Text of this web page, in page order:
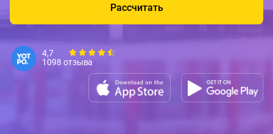
Рассчитать
4,7
1098 отзыва